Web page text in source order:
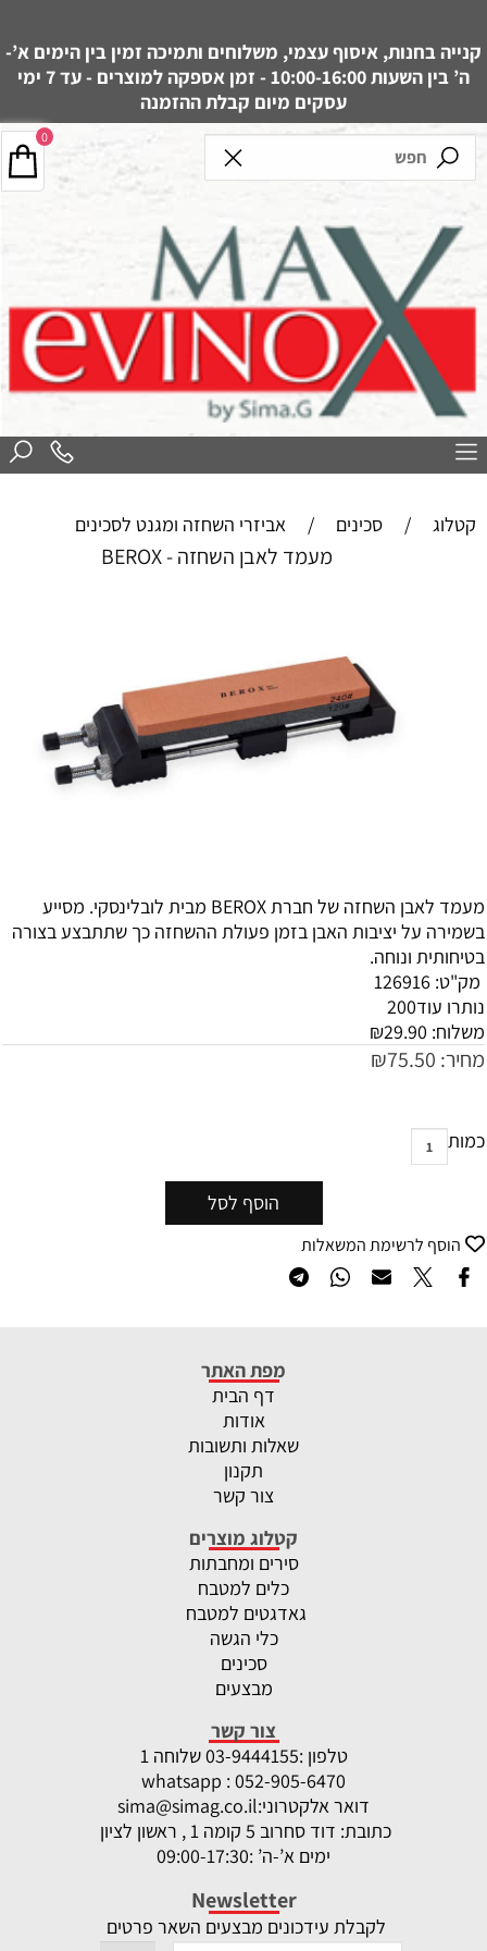
קנייה בחנות, איסוף עצמי, משלוחים ותמיכה זמין בין הימים א’-
ה’ בין השעות 10:00-16:00 - זמן אספקה למוצרים - עד 7 ימי
עסקים מיום קבלת ההזמנה
קטלוג / סכינים / אביזרי השחזה ומגנט לסכינים
מעמד לאבן השחזה - BEROX
מעמד לאבן השחזה של חברת BEROX מבית לובלינסקי. מסייע
בשמירה על יציבות האבן בזמן פעולת ההשחזה כך שתתבצע בצורה
בטיחותית ונוחה.
מק"ט: 126916
נותרו עוד200
משלוח:
₪29.90
מחיר: ₪75.50
כמות
הוסף לסל
הוסף לרשימת המשאלות
0
מפת האתר
דף הבית
אודות
שאלות ותשובות
תקנון
צור קשר
קטלוג מוצרים
סירים ומחבתות
כלים למטבח
גאדגטים למטבח
כלי הגשה
סכינים
מבצעים
צור קשר
טלפון :
03-9444155 שלוחה 1
whatsapp : 052-905-6470
דואר אלקטרוני:sima@simag.co.il
כתובת: דוד סחרוב 5 קומה 1 , ראשון לציון
ימים א’-ה’ :09:00-17:30
Newsletter
לקבלת עידכונים מבצעים השאר פרטים